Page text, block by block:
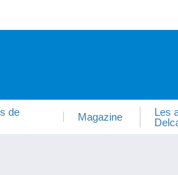
de
Magazine
Les